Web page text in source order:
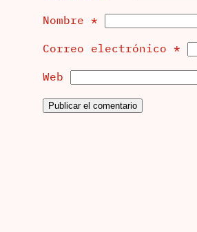
Nombre *
Correo electrónico *
Web